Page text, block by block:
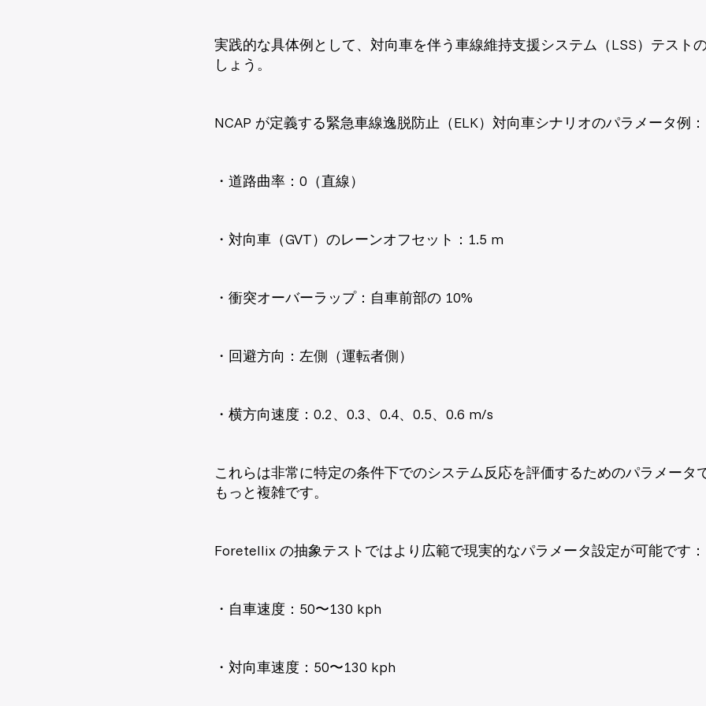
実践的な具体例として、対向車を伴う車線維持支援システム（LSS）テスト
しょう。
NCAP が定義する緊急車線逸脱防止（ELK）対向車シナリオのパラメータ例：
・道路曲率：0（直線）
・対向車（GVT）のレーンオフセット：1.5 m
・衝突オーバーラップ：自車前部の 10%
・回避方向：左側（運転者側）
・横方向速度：0.2、0.3、0.4、0.5、0.6 m/s
これらは非常に特定の条件下でのシステム反応を評価するためのパラメータ
もっと複雑です。
Foretellix の抽象テストではより広範で現実的なパラメータ設定が可能です：
・自車速度：50〜130 kph
・対向車速度：50〜130 kph